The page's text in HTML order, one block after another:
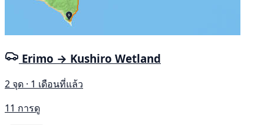
Erimo → Kushiro Wetland
2 จุด · 1 เดือนที่แล้ว
11 การดู